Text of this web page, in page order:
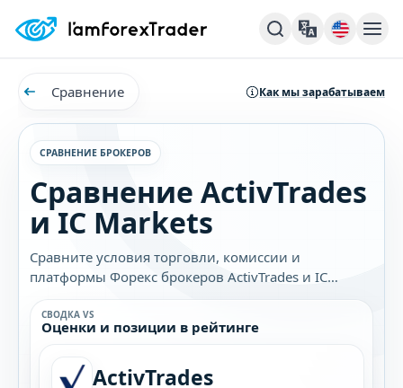
Сравнение Как мы зарабатываем
СРАВНЕНИЕ БРОКЕРОВ
Сравнение ActivTrades
и IC Markets
Сравните условия торговли, комиссии и
платформы Форекс брокеров ActivTrades и IC
Markets. Узнайте, какой брокер лучше подходит
именно вам.
СВОДКА VS
Оценки и позиции в рейтинге
ActivTrades